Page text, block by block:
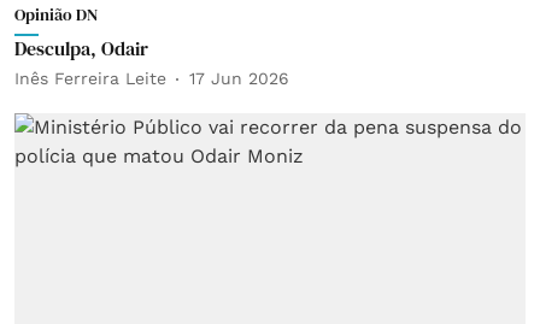
Opinião DN
Desculpa, Odair
Inês Ferreira Leite 17 Jun 2026